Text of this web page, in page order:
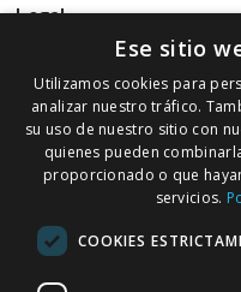
Legal
Política de privacidad
Política de cookies
Condiciones de compra
Boletín informativo
Regístrate en nuestra
Ese sitio
Utilizamos cookies para
analizar nuestro tráfico.
su uso de nuestro sitio con
quienes pueden
proporcionado o que
servicios.
COOKIES